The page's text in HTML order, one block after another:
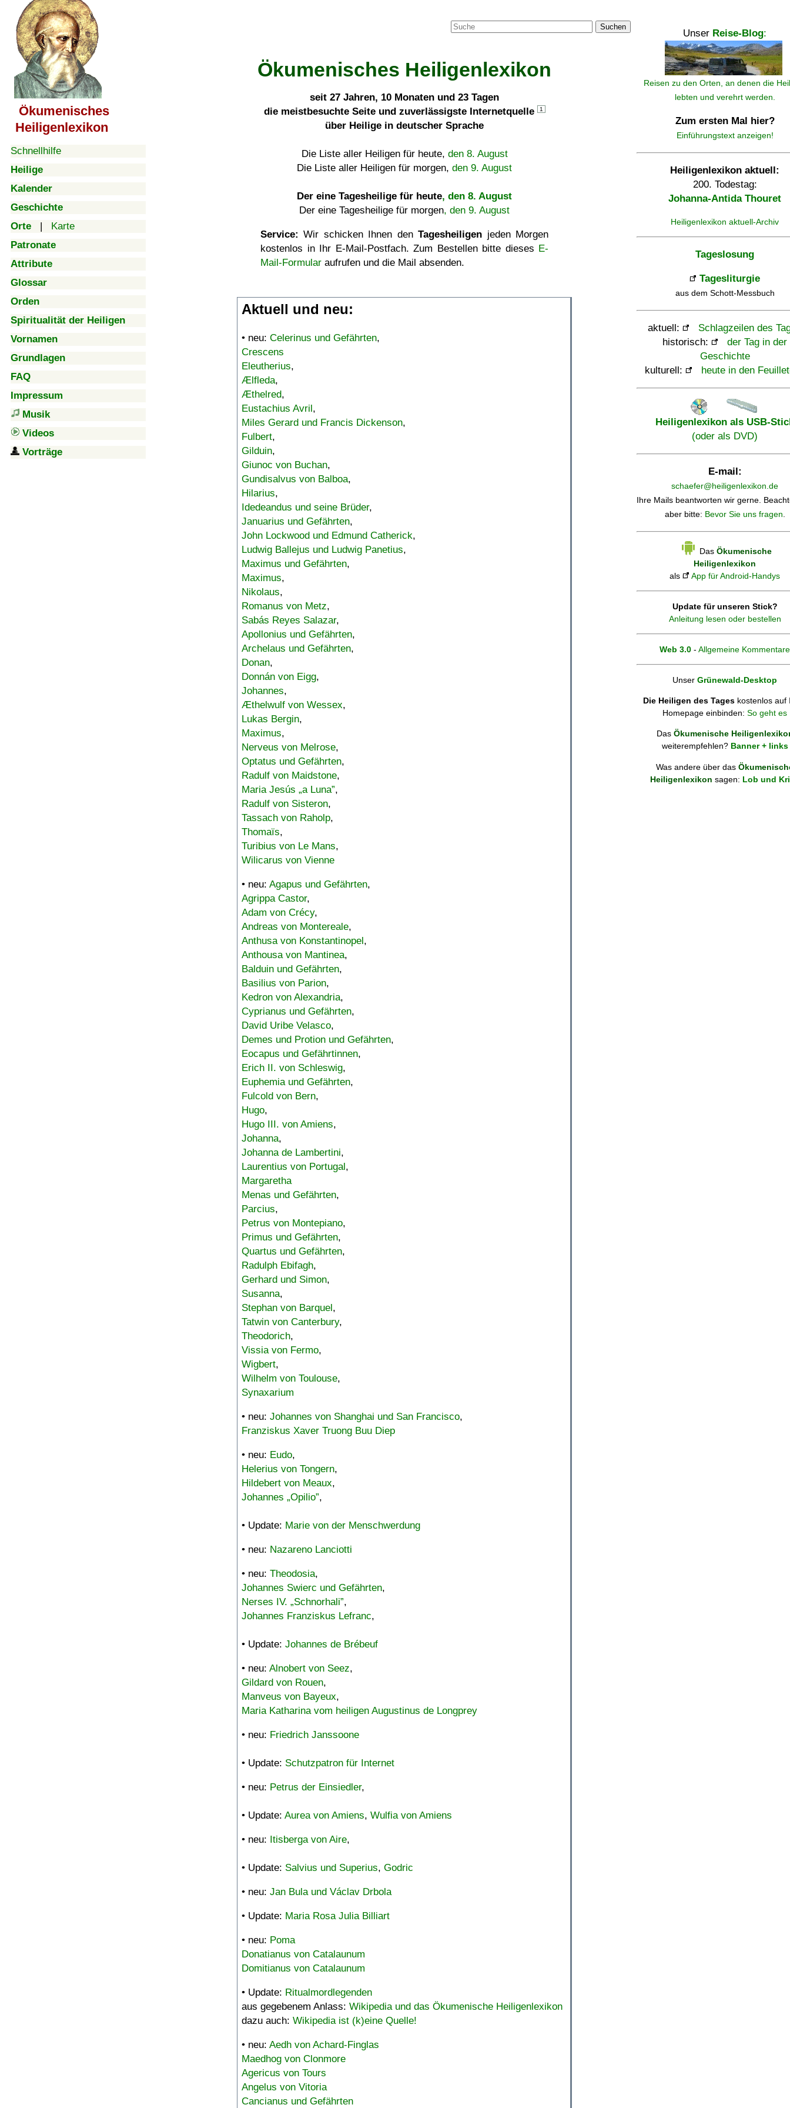
Ökumenisches
Heiligenlexikon
Schnellhilfe
Heilige
Kalender
Geschichte
Orte | Karte
Patronate
Attribute
Glossar
Orden
Spiritualität der Heiligen
Vornamen
Grundlagen
FAQ
Impressum
Musik
Videos
Vorträge
Suchen
Ökumenisches Heiligenlexikon
seit 27 Jahren, 10 Monaten und 23 Tagen
die meistbesuchte Seite und zuverlässigste Internetquelle
1
über Heilige in deutscher Sprache
Die Liste aller Heiligen für heute, den 8. August
Die Liste aller Heiligen für morgen, den 9. August
Der eine Tagesheilige für heute, den 8. August
Der eine Tagesheilige für morgen, den 9. August
Service: Wir schicken Ihnen denTagesheiligen jeden Morgen
kostenlos in Ihr E-Mail-Postfach. Zum Bestellen bitte dieses E-
Mail-Formular aufrufen und die Mail absenden.
Aktuell und neu:
• neu: Celerinus und Gefährten,
Crescens
Eleutherius,
Ælfleda,
Æthelred,
Eustachius Avril,
Miles Gerard und Francis Dickenson,
Fulbert,
Gilduin,
Giunoc von Buchan,
Gundisalvus von Balboa,
Hilarius,
Idedeandus und seine Brüder,
Januarius und Gefährten,
John Lockwood und Edmund Catherick,
Ludwig Ballejus und Ludwig Panetius,
Maximus und Gefährten,
Maximus,
Nikolaus,
Romanus von Metz,
Sabás Reyes Salazar,
Apollonius und Gefährten,
Archelaus und Gefährten,
Donan,
Donnán von Eigg,
Johannes,
Æthelwulf von Wessex,
Lukas Bergin,
Maximus,
Nerveus von Melrose,
Optatus und Gefährten,
Radulf von Maidstone,
Maria Jesús „a Luna”,
Radulf von Sisteron,
Tassach von Raholp,
Thomaïs,
Turibius von Le Mans,
Wilicarus von Vienne
• neu: Agapus und Gefährten,
Agrippa Castor,
Adam von Crécy,
Andreas von Montereale,
Anthusa von Konstantinopel,
Anthousa von Mantinea,
Balduin und Gefährten,
Basilius von Parion,
Kedron von Alexandria,
Cyprianus und Gefährten,
David Uribe Velasco,
Demes und Protion und Gefährten,
Eocapus und Gefährtinnen,
Erich II. von Schleswig,
Euphemia und Gefährten,
Fulcold von Bern,
Hugo,
Hugo III. von Amiens,
Johanna,
Johanna de Lambertini,
Laurentius von Portugal,
Margaretha
Menas und Gefährten,
Parcius,
Petrus von Montepiano,
Primus und Gefährten,
Quartus und Gefährten,
Radulph Ebifagh,
Gerhard und Simon,
Susanna,
Stephan von Barquel,
Tatwin von Canterbury,
Theodorich,
Vissia von Fermo,
Wigbert,
Wilhelm von Toulouse,
Synaxarium
• neu: Johannes von Shanghai und San Francisco,
Franziskus Xaver Truong Buu Diep
• neu: Eudo,
Helerius von Tongern,
Hildebert von Meaux,
Johannes „Opilio”,
• Update: Marie von der Menschwerdung
• neu: Nazareno Lanciotti
• neu: Theodosia,
Johannes Swierc und Gefährten,
Nerses IV. „Schnorhali”,
Johannes Franziskus Lefranc,
• Update: Johannes de Brébeuf
• neu: Alnobert von Seez,
Gildard von Rouen,
Manveus von Bayeux,
Maria Katharina vom heiligen Augustinus de Longprey
• neu: Friedrich Janssoone
• Update: Schutzpatron für Internet
• neu: Petrus der Einsiedler,
• Update: Aurea von Amiens, Wulfia von Amiens
• neu: Itisberga von Aire,
• Update: Salvius und Superius, Godric
• neu: Jan Bula und Václav Drbola
• Update: Maria Rosa Julia Billiart
• neu: Poma
Donatianus von Catalaunum
Domitianus von Catalaunum
• Update: Ritualmordlegenden
aus gegebenem Anlass: Wikipedia und das Ökumenische Heiligenlexikon
dazu auch: Wikipedia ist (k)eine Quelle!
• neu: Aedh von Achard-Finglas
Maedhog von Clonmore
Agericus von Tours
Angelus von Vitoria
Cancianus und Gefährten
Unser Reise-Blog:
Reisen zu den Orten, an denen die
lebten und verehrt werden.
Zum ersten Mal hier?
Einführungstext anzeigen!
Heiligenlexikon aktuell:
200. Todestag:
Johanna-Antida Thouret
Heiligenlexikon aktuell-Archiv
Tageslosung
Tagesliturgie
aus dem Schott-Messbuch
aktuell:
Schlagzeilen des
historisch:
der Tag in der
Geschichte
kulturell:
heute in den
Heiligenlexikon als USB-
(oder als DVD)
E-mail:
schaefer@heiligenlexikon.de
Ihre Mails beantworten wir gerne.
aber bitte: Bevor Sie uns fragen.
Das Ökumenische
Heiligenlexikon
als
App für Android-Handys
Update für unseren Stick?
Anleitung lesen oder bestellen
Web 3.0 - Allgemeine Kommentare
Unser Grünewald-Desktop
Die Heiligen des Tages kostenlos auf
Homepage einbinden: So geht es
Das Ökumenische
weiterempfehlen? Banner + links
Was andere über das
Heiligenlexikon sagen: Lob und